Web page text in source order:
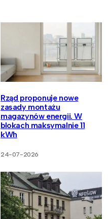
Rząd proponuje nowe
zasady montażu
magazynów energii. W
blokach maksymalnie 11
kWh
24-07-2026